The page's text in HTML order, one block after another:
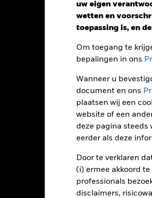
uw eigen
wetten en
toepassing is, en
Om toegang te
bepalingen in ons
Wanneer u
document en ons
plaatsen wij een
website of een
deze pagina steeds
eerder als deze
Door te verklaren
(i) ermee akkoord
professionals
disclaimers,
Op jaarbasis
grafiek toont de prestatie van het
5 jaar vergeleken met de
werd beheerd en het met de